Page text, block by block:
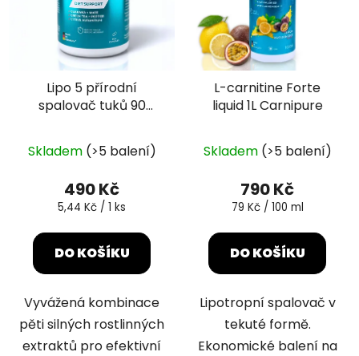
Lipo 5 přírodní
spalovač tuků 90
hodnocení
produktu
je
z
Skladem (>5 balení)
490 Kč
Měrná
5,44 Kč / 1 ks
DO KOŠÍKU
Vyvážená kombinace
pěti silných rostlinných
extraktů pro efektivní
L-carnitine Forte
liquid 1L Carnipure
hodnocení
produktu
je
z
Skladem (>5 balení)
790 Kč
Měrná
79 Kč / 100 ml
DO KOŠÍKU
Lipotropní spalovač v
tekuté formě.
Ekonomické balení na